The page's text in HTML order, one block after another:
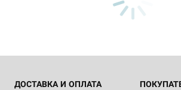
ДОСТАВКА И ОПЛАТА